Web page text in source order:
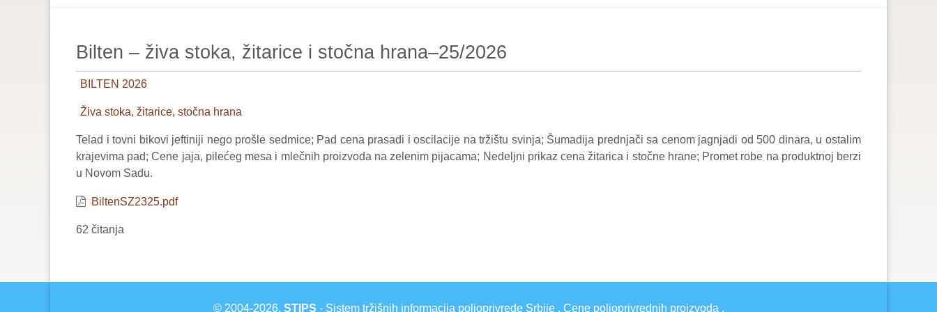
Bilten – živa stoka, žitarice i stočna hrana–25/2026
BILTEN 2026
Živa stoka, žitarice, stočna hrana
Telad i tovni bikovi jeftiniji nego prošle sedmice; Pad cena prasadi i oscilacije na tržištu svinja; Šumadija prednjači sa cenom jagnjadi od 500 dinara, u ostalim
krajevima pad; Cene jaja, pilećeg mesa i mlečnih proizvoda na zelenim pijacama; Nedeljni prikaz cena žitarica i stočne hrane; Promet robe na produktnoj berzi
u Novom Sadu.
BiltenSZ2325.pdf
62 čitanja
© 2004-2026. STIPS - Sistem tržišnih informacija poljoprivrede Srbije . Cene poljoprivrednih proizvoda .